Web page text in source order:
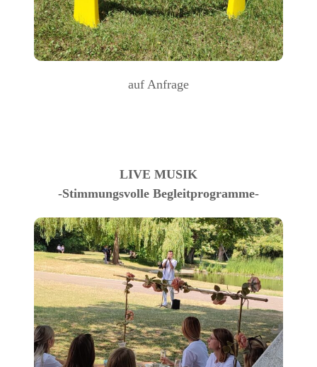
auf Anfrage
LIVE MUSIK
-Stimmungsvolle Begleitprogramme-